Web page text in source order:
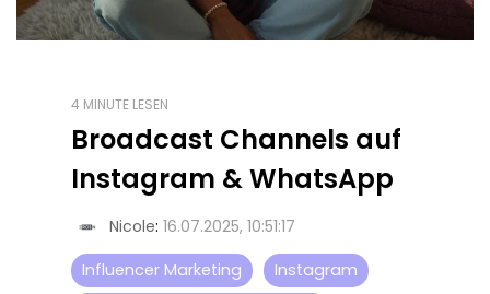
4 MINUTE LESEN
Broadcast Channels auf
Instagram & WhatsApp
Nicole: 16.07.2025, 10:51:17
Influencer Marketing
Instagram